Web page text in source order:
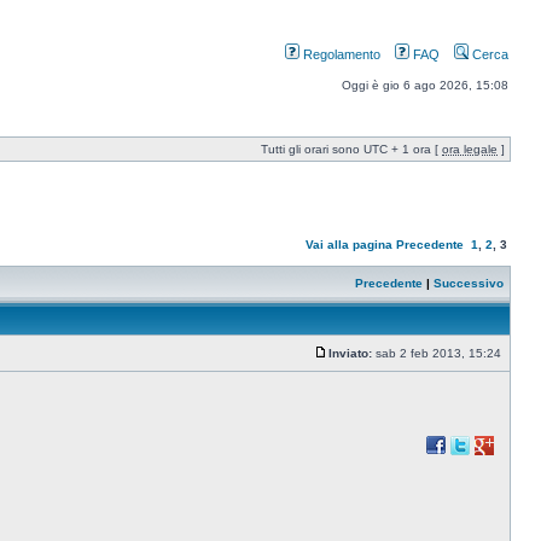
Regolamento FAQ Cerca
Oggi è gio 6 ago 2026, 15:08
Tutti gli orari sono UTC + 1 ora [ ora legale ]
Vai alla pagina Precedente 1 2 3
Precedente | Successivo
Inviato: sab 2 feb 2013, 15:24